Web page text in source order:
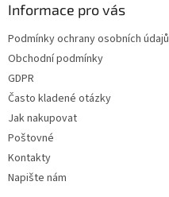
Informace pro vás
Podmínky ochrany osobních údajů
Obchodní podmínky
GDPR
Často kladené otázky
Jak nakupovat
Poštovné
Kontakty
Napište nám